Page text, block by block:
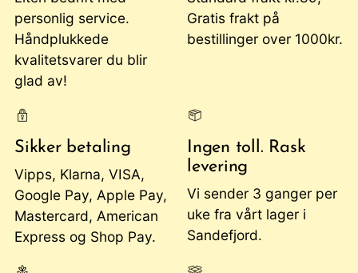
personlig service.
Håndplukkede
kvalitetsvarer du blir
glad av!
Gratis frakt på
bestillinger over 1000kr.
Sikker betaling
Vipps, Klarna, VISA,
Google Pay, Apple Pay,
Mastercard, American
Express og Shop Pay.
Ingen toll. Rask
levering
Vi sender 3 ganger per
uke fra vårt lager i
Sandefjord.